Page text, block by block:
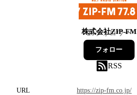
株式会社ZIP-FM
26フォロワー
フォロー
RSS
URL
https://zip-fm.co.jp/